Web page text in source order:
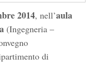
2014, nell’aula
(Ingegneria –
di